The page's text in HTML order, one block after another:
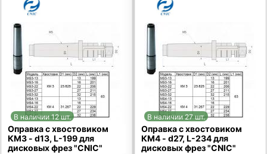
В наличии 12 шт.
Оправка с хвостовиком
КМ3 - d13, L-199 для
дисковых фрез "CNIC"
В наличии 27 шт.
Оправка с хвостовиком
КМ4 - d27, L-234 для
дисковых фрез "CNIC"